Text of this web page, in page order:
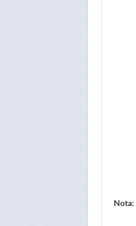
Nota: